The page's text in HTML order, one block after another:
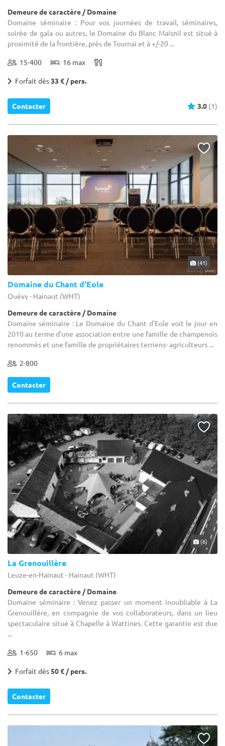
Demeure de caractère / Domaine
Domaine séminaire : Pour vos journées de travail, séminaires,
soirée de gala ou autres, le Domaine du Blanc Maisnil est situé à
proximité de la frontière, près de Tournai et à +/-20 ...
15-400 16 max
Forfait dès33 € / pers.
Contacter 3.0 (1)
(41)
Domaine du Chant d'Eole
Quévy - Hainaut (WHT)
Demeure de caractère / Domaine
Domaine séminaire : Le Domaine du Chant d'Eole voit le jour en
2010 au terme d'une association entre une famille de champenois
renommés et une famille de propriétaires terriens- agriculteurs ...
2-800
Contacter
(6)
La Grenouillère
Leuze-en-Hainaut - Hainaut (WHT)
Demeure de caractère / Domaine
Domaine séminaire : Venez passer un moment inoubliable à La
Grenouillère, en compagnie de vos collaborateurs, dans un lieu
spectaculaire situé à Chapelle à Wattines. Cette garantie est due
...
1-650 6 max
Forfait dès50 € / pers.
Contacter